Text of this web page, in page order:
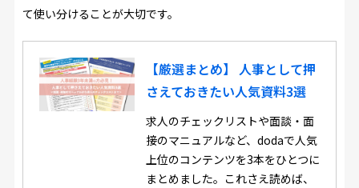
て使い分けることが大切です。
【厳選まとめ】 人事として押
さえておきたい人気資料3選
求人のチェックリストや面談・面
接のマニュアルなど、dodaで人気
上位のコンテンツを3本をひとつに
まとめました。これさえ読めば、